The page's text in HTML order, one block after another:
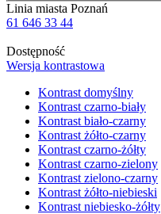
Linia miasta Poznań
61 646 33 44
Dostępność
Wersja kontrastowa
Kontrast domyślny
Kontrast czarno-biały
Kontrast biało-czarny
Kontrast żółto-czarny
Kontrast czarno-żółty
Kontrast czarno-zielony
Kontrast zielono-czarny
Kontrast żółto-niebieski
Kontrast niebiesko-żółty